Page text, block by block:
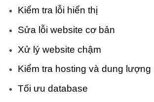
Kiểm tra lỗi hiển thị
Sửa lỗi website cơ bản
Xử lý website chậm
Kiểm tra hosting và dung lượng
Tối ưu database